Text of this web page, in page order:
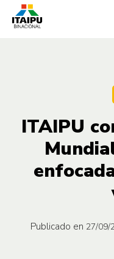
ITAIPU
Publicado en 27/09/